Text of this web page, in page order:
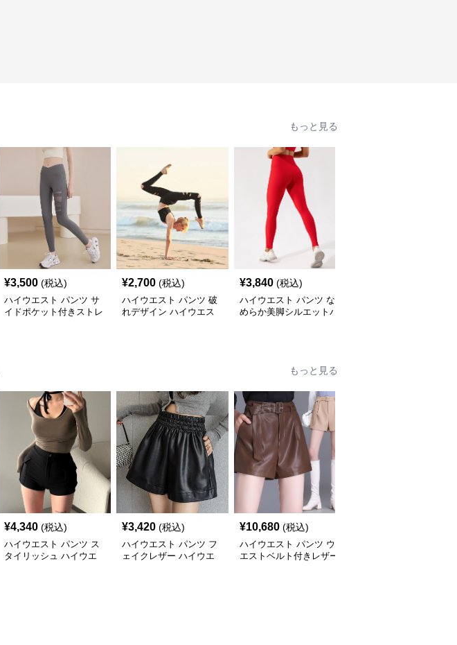
もっと見る
¥3,500 (税込)
ハイウエスト パンツ サ
イドポケット付きストレ
¥2,700 (税込)
ハイウエスト パンツ 破
れデザイン ハイウエス
¥3,840 (税込)
ハイウエスト パンツ な
めらか美脚シルエットパ
もっと見る
¥4,340 (税込)
ハイウエスト パンツ ス
タイリッシュ ハイウエ
¥3,420 (税込)
ハイウエスト パンツ フ
ェイクレザー ハイウエ
¥10,680 (税込)
ハイウエスト パンツ ウ
エストベルト付きレザー